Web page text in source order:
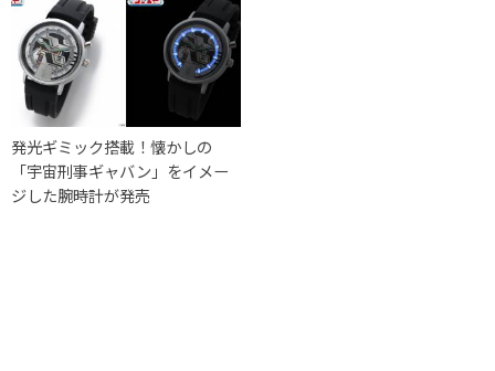
発光ギミック搭載！懐かしの
「宇宙刑事ギャバン」をイメー
ジした腕時計が発売